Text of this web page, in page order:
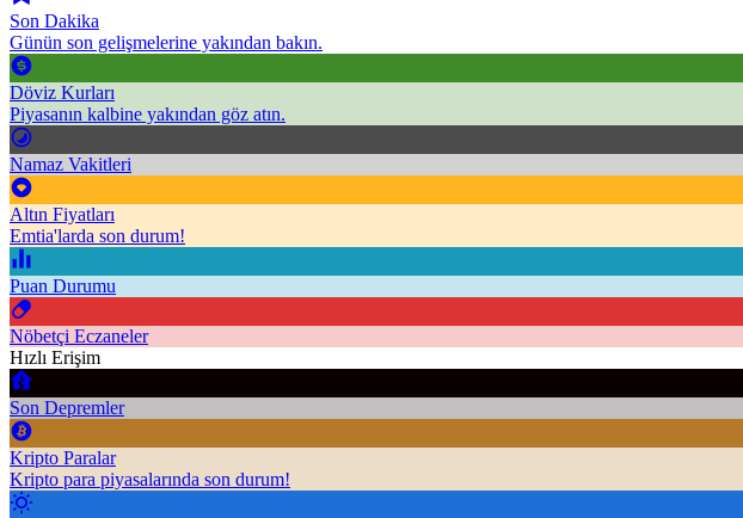
Son Dakika
Günün son gelişmelerine yakından bakın.
Döviz Kurları
Piyasanın kalbine yakından göz atın.
Namaz Vakitleri
Altın Fiyatları
Emtia'larda son durum!
Puan Durumu
Nöbetçi Eczaneler
Hızlı Erişim
Son Depremler
Kripto Paralar
Kripto para piyasalarında son durum!